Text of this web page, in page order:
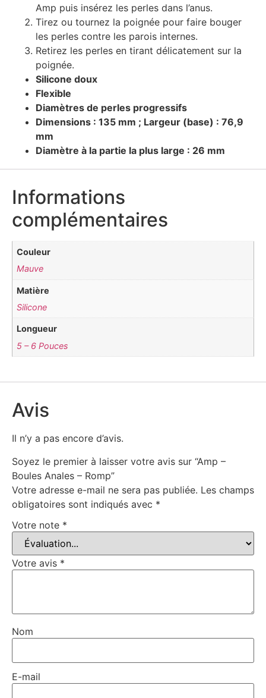
Amp puis insérez les perles dans l’anus.
Tirez ou tournez la poignée pour faire bouger
les perles contre les parois internes.
Retirez les perles en tirant délicatement sur la
poignée.
Silicone doux
Flexible
Diamètres de perles progressifs
Dimensions : 135 mm ; Largeur (base) : 76,9
mm
Diamètre à la partie la plus large : 26 mm
Informations
complémentaires
Couleur
Mauve
Matière
Silicone
Longueur
5 – 6 Pouces
Avis
Il n’y a pas encore d’avis.
Soyez le premier à laisser votre avis sur “Amp –
Boules Anales – Romp”
Votre adresse e-mail ne sera pas publiée. Les champs
obligatoires sont indiqués avec *
Votre note *
Votre avis *
Nom
E-mail